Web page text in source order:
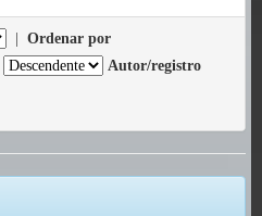
Ordenar por
Autor/registro